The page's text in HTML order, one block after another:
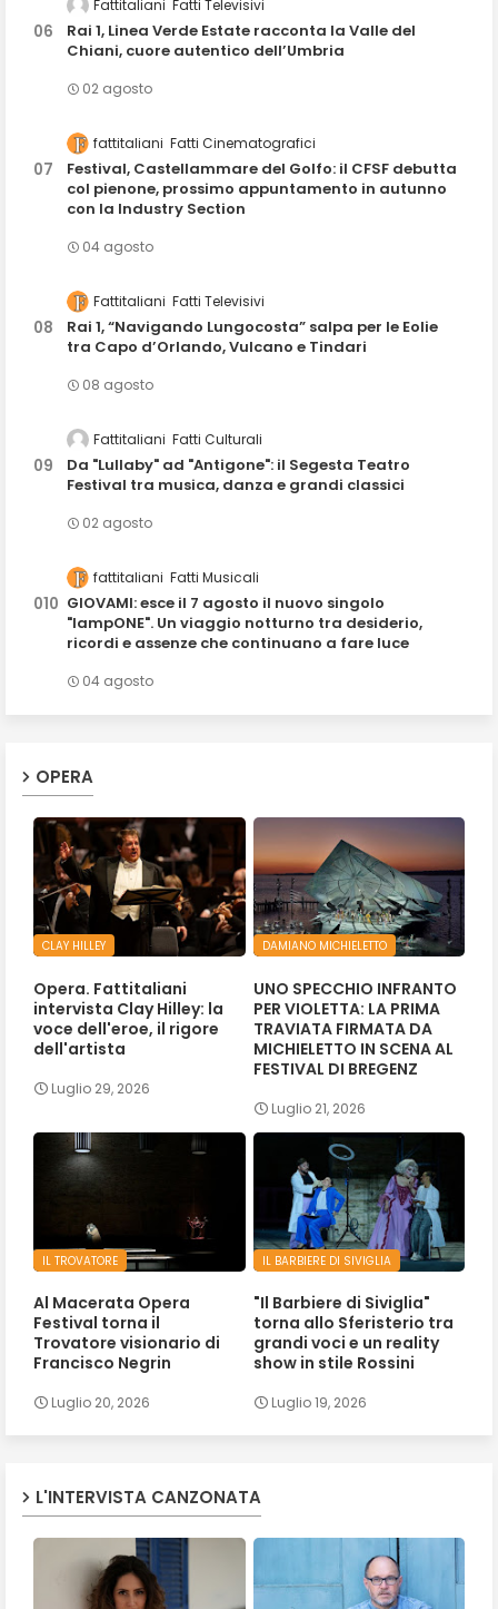
Fattitaliani Fatti Televisivi
Rai 1, Linea Verde Estate racconta la Valle del
Chiani, cuore autentico dell’Umbria
02 agosto
fattitaliani Fatti Cinematografici
Festival, Castellammare del Golfo: il CFSF debutta
col pienone, prossimo appuntamento in autunno
con la Industry Section
04 agosto
Fattitaliani Fatti Televisivi
Rai 1, “Navigando Lungocosta” salpa per le Eolie
tra Capo d’Orlando, Vulcano e Tindari
08 agosto
Fattitaliani Fatti Culturali
Da "Lullaby" ad "Antigone": il Segesta Teatro
Festival tra musica, danza e grandi classici
02 agosto
fattitaliani Fatti Musicali
GIOVAMI: esce il 7 agosto il nuovo singolo
"lampONE". Un viaggio notturno tra desiderio,
ricordi e assenze che continuano a fare luce
04 agosto
OPERA
CLAY HILLEY
Opera. Fattitaliani
intervista Clay Hilley: la
voce dell'eroe, il rigore
dell'artista
Luglio 29, 2026
DAMIANO MICHIELETTO
UNO SPECCHIO INFRANTO
PER VIOLETTA: LA PRIMA
TRAVIATA FIRMATA DA
MICHIELETTO IN SCENA AL
FESTIVAL DI BREGENZ
Luglio 21, 2026
IL TROVATORE
Al Macerata Opera
Festival torna il
Trovatore visionario di
Francisco Negrin
Luglio 20, 2026
IL BARBIERE DI SIVIGLIA
"Il Barbiere di Siviglia"
torna allo Sferisterio tra
grandi voci e un reality
show in stile Rossini
Luglio 19, 2026
L'INTERVISTA CANZONATA